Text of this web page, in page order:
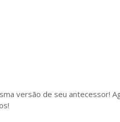
versão de seu antecessor!